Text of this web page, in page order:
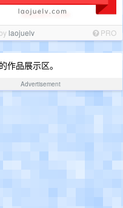
laojuelv PRO
作品展示区。
Advertisement